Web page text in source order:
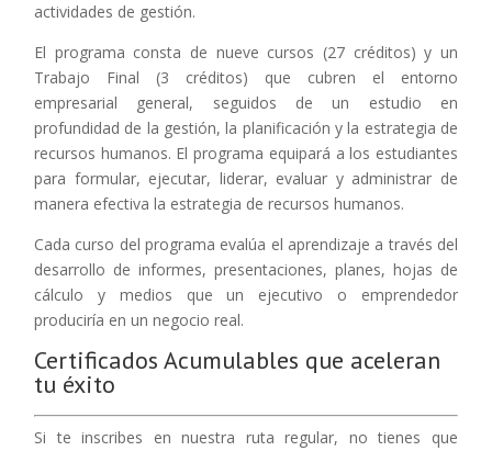
actividades de gestión.
El programa consta de nueve cursos (27 créditos) y un
Trabajo Final (3 créditos) que cubren el entorno
empresarial general, seguidos de un estudio en
profundidad de la gestión, la planificación y la estrategia de
recursos humanos. El programa equipará a los estudiantes
para formular, ejecutar, liderar, evaluar y administrar de
manera efectiva la estrategia de recursos humanos.
Cada curso del programa evalúa el aprendizaje a través del
desarrollo de informes, presentaciones, planes, hojas de
cálculo y medios que un ejecutivo o emprendedor
produciría en un negocio real.
Certificados Acumulables que aceleran
tu éxito
Si te inscribes en nuestra ruta regular, no tienes que